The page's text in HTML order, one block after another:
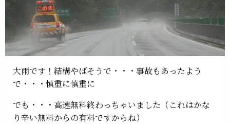
大雨です！結構やばそうで・・・事故もあったよう
で・・・慎重に慎重に
でも・・・高速無料終わっちゃいました（これはかな
り辛い無料からの有料ですからね）